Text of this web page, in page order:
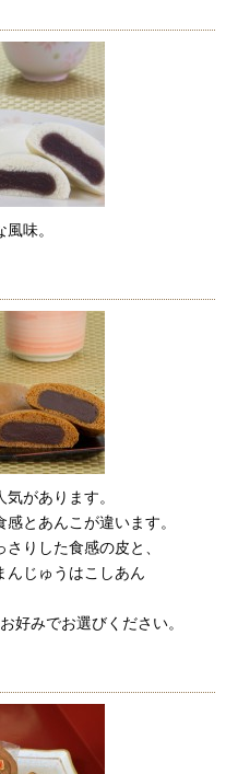
味。
があります。
とあんこが違います。
りした食感の皮と、
んじゅうはこしあん
好みでお選びください。